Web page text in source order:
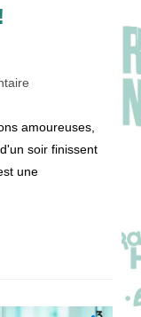
amoureuses,
soir finissent
une